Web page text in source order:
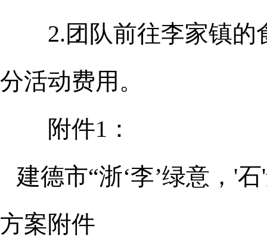
2.团队前往李家镇的
分活动费用。
附件1：
建德市“浙‘李’绿意，'
方案附件